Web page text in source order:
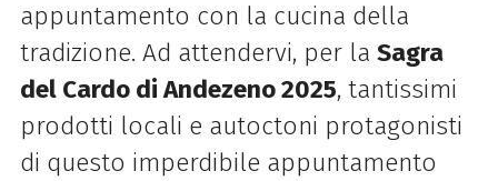
appuntamento con la cucina della
tradizione. Ad attendervi, per la Sagra
del Cardo di Andezeno 2025, tantissimi
prodotti locali e autoctoni protagonisti
di questo imperdibile appuntamento